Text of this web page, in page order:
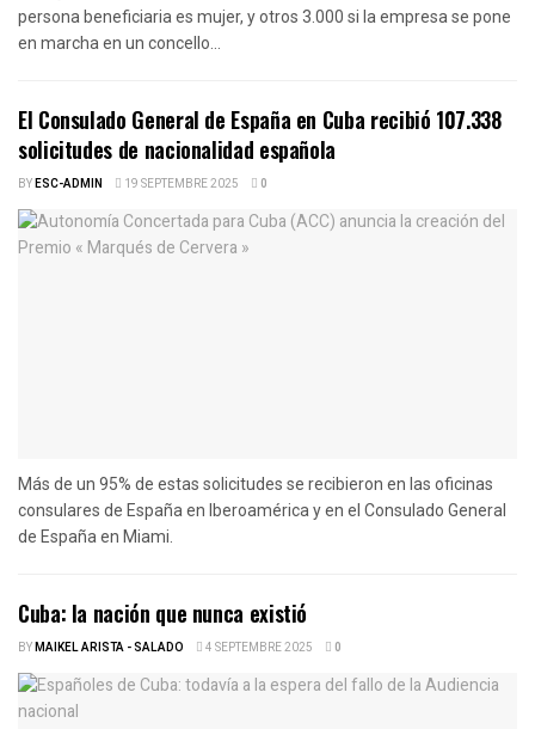
persona beneficiaria es mujer, y otros 3.000 si la empresa se pone
en marcha en un concello...
El Consulado General de España en Cuba recibió 107.338
solicitudes de nacionalidad española
BYESC-ADMIN 19 SEPTEMBRE 2025 0
Más de un 95% de estas solicitudes se recibieron en las oficinas
consulares de España en Iberoamérica y en el Consulado General
de España en Miami.
Cuba: la nación que nunca existió
BYMAIKEL ARISTA - SALADO 4 SEPTEMBRE 2025 0